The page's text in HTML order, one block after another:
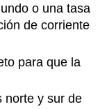
o una tasa
de corriente
para que la
norte y sur de